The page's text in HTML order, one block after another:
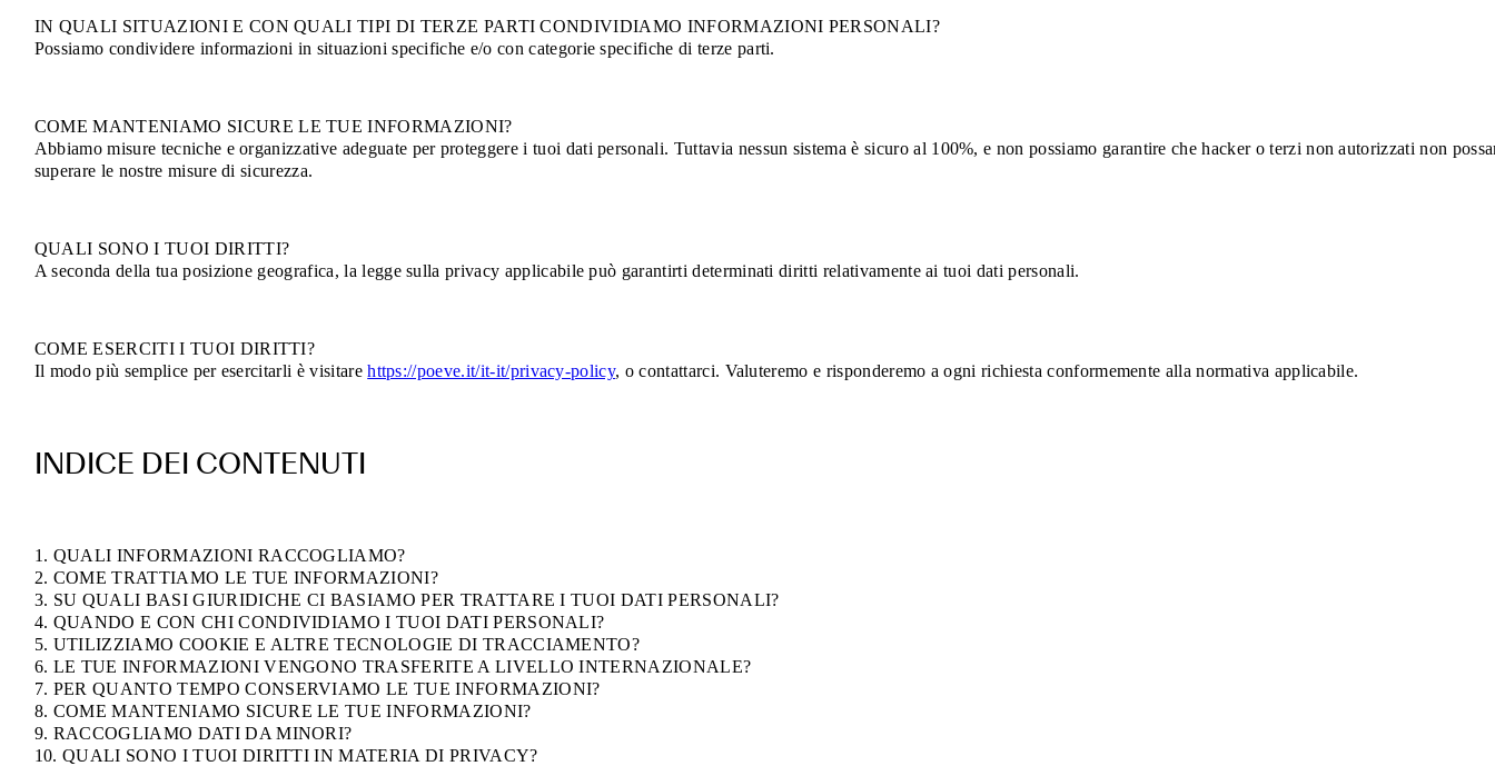
IN QUALI SITUAZIONI E CON QUALI TIPI DI TERZE PARTI CONDIVIDIAMO INFORMAZIONI PERSONALI?
Possiamo condividere informazioni in situazioni specifiche e/o con categorie specifiche di terze parti.
COME MANTENIAMO SICURE LE TUE INFORMAZIONI?
Abbiamo misure tecniche e organizzative adeguate per proteggere i tuoi dati personali. Tuttavia nessun sistema è sicuro al 100%, e non possiamo garantire che hacker o terzi non autorizzati non
superare le nostre misure di sicurezza.
QUALI SONO I TUOI DIRITTI?
A seconda della tua posizione geografica, la legge sulla privacy applicabile può garantirti determinati diritti relativamente ai tuoi dati personali.
COME ESERCITI I TUOI DIRITTI?
Il modo più semplice per esercitarli è visitarehttps://poeve.it/it-it/privacy-policy, o contattarci. Valuteremo e risponderemo a ogni richiesta conformemente alla normativa applicabile.
INDICE DEI CONTENUTI
1. QUALI INFORMAZIONI RACCOGLIAMO?
2. COME TRATTIAMO LE TUE INFORMAZIONI?
3. SU QUALI BASI GIURIDICHE CI BASIAMO PER TRATTARE I TUOI DATI PERSONALI?
4. QUANDO E CON CHI CONDIVIDIAMO I TUOI DATI PERSONALI?
5. UTILIZZIAMO COOKIE E ALTRE TECNOLOGIE DI TRACCIAMENTO?
6. LE TUE INFORMAZIONI VENGONO TRASFERITE A LIVELLO INTERNAZIONALE?
7. PER QUANTO TEMPO CONSERVIAMO LE TUE INFORMAZIONI?
8. COME MANTENIAMO SICURE LE TUE INFORMAZIONI?
9. RACCOGLIAMO DATI DA MINORI?
10. QUALI SONO I TUOI DIRITTI IN MATERIA DI PRIVACY?